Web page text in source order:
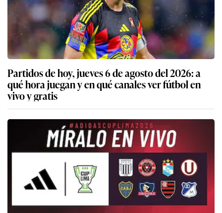
Partidos de hoy, jueves 6 de agosto del 2026: a
qué hora juegan y en qué canales ver fútbol en
vivo y gratis